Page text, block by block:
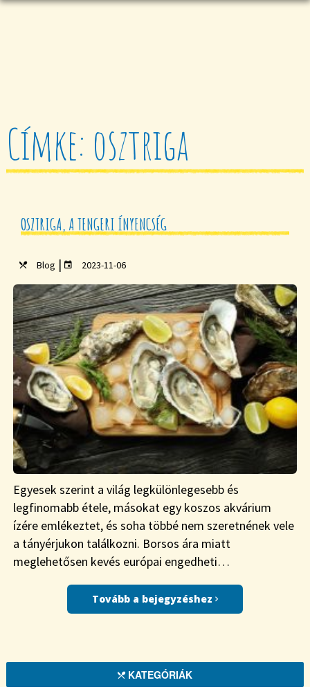
Címke: osztriga
OSZTRIGA, A TENGERI ÍNYENCSÉG
Blog | 2023-11-06
Egyesek szerint a világ legkülönlegesebb és
legfinomabb étele, másokat egy koszos akvárium
ízére emlékeztet, és soha többé nem szeretnének vele
a tányérjukon találkozni. Borsos ára miatt
meglehetősen kevés európai engedheti…
Tovább a bejegyzéshez
KATEGÓRIÁK